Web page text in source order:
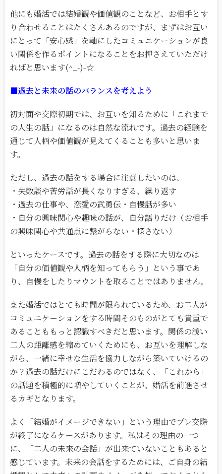
他にも婚活では結婚観や価値観のことなど、お相手とす
り合わせることはたくさんあるのですが、まずはお互い
にとって「安心感」を軸にしたコミュニケーションが良
い関係を作るポイントになることをお押さえていただけ
ればと思います(^_-)-☆
■過去と未来の話のバランスを考えよう
初対面や交際初期では、お互いを知るために「これまで
の人生の話」になるのは自然な流れです。過去の経験を
通じて人柄や価値観が見えてくることも多いと思いま
す。
ただし、過去の話をする場合に注意したいのは、
・失敗談や苦労話が長くなりすぎる、繰り返す
・過去の仕事や、恋愛の武勇伝・自慢話が多い
・自分の興味関心や趣味の話が、自分語りだけ（お相手
の興味関心や共通点に繋がらない・探さない）
といったケースです。過去の話をする際に大切なのは
「自分の価値観や人柄を知ってもらう」という事であ
り、自慢をしたりマウントを取ることではありません。
また婚活ではとても時間が限られているため、お二人が
コミュニケーションをする時間そのものがとても貴重で
あることももっと認識すべきだと思います。関係の浅い
二人の距離感を縮めていくためにも、お互いを理解しな
がら、一緒に幸せな生活を協力しながら築いていけるの
か？過去の話だけにこだわるのではなく、「これから」
の話題を積極的に増やしていくことが、婚活を前進させ
るカギとなります。
よく「結婚がイメージできない」という理由でプレ交際
が終了になるケースがあります。私はその理由の一つ
に、「二人の未来の会話」が出来ていないこともあると
感じています。未来の会話をするためには、ご自身の結